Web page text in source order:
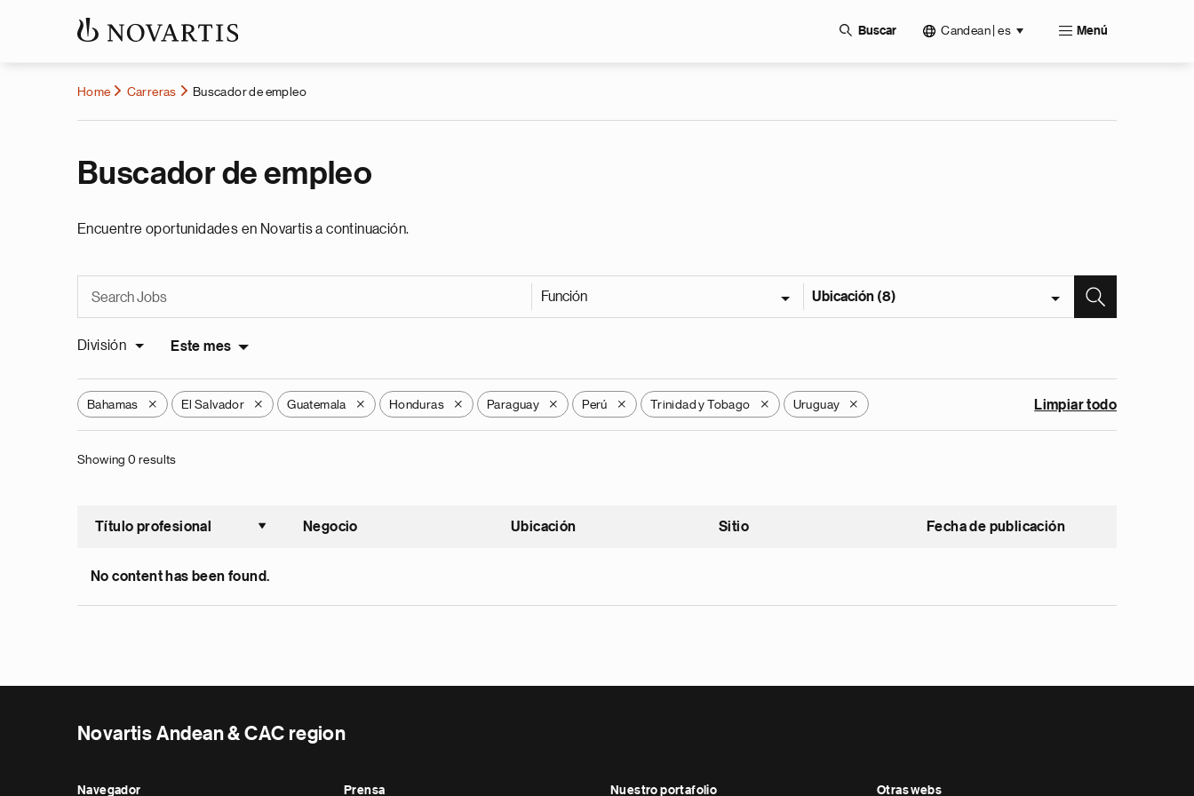
Buscar Candean | es Menú
Home Carreras Buscador de empleo
Buscador de empleo
Encuentre oportunidades en Novartis a continuación.
Función Ubicación (8)
División Este mes
Bahamas X El Salvador X Guatemala X Honduras X Paraguay X Perú X Trinidad y Tobago X Uruguay X Limpiar todo
Showing 0 results
Título profesional
Ordenar ascendente
Negocio Ubicación Sitio Fecha de publicación
No content has been found.
Novartis Andean & CAC region
Navegador Prensa Nuestro portafolio Otras webs